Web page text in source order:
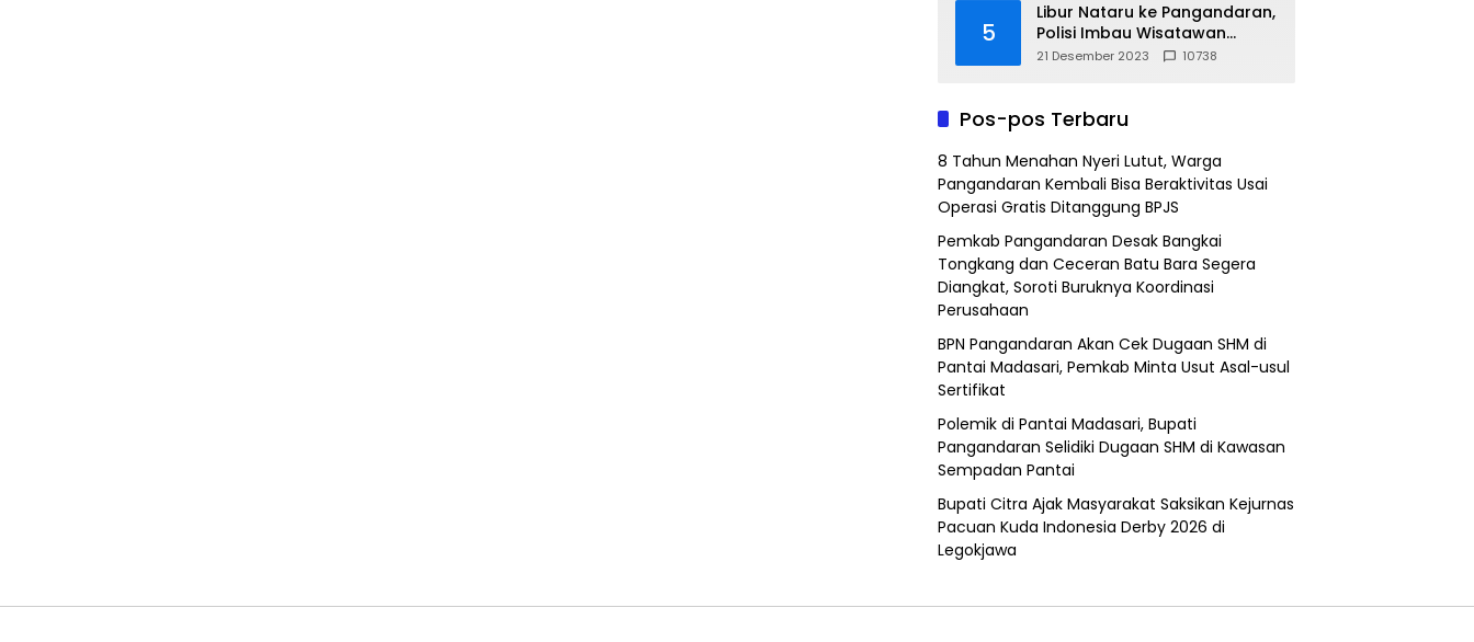
5
Libur Nataru ke Pangandaran,
Polisi Imbau Wisatawan
Gunakan Jalur Arteri
21 Desember 2023 10738
Pos-pos Terbaru
8 Tahun Menahan Nyeri Lutut, Warga
Pangandaran Kembali Bisa Beraktivitas Usai
Operasi Gratis Ditanggung BPJS
Pemkab Pangandaran Desak Bangkai
Tongkang dan Ceceran Batu Bara Segera
Diangkat, Soroti Buruknya Koordinasi
Perusahaan
BPN Pangandaran Akan Cek Dugaan SHM di
Pantai Madasari, Pemkab Minta Usut Asal-usul
Sertifikat
Polemik di Pantai Madasari, Bupati
Pangandaran Selidiki Dugaan SHM di Kawasan
Sempadan Pantai
Bupati Citra Ajak Masyarakat Saksikan Kejurnas
Pacuan Kuda Indonesia Derby 2026 di
Legokjawa